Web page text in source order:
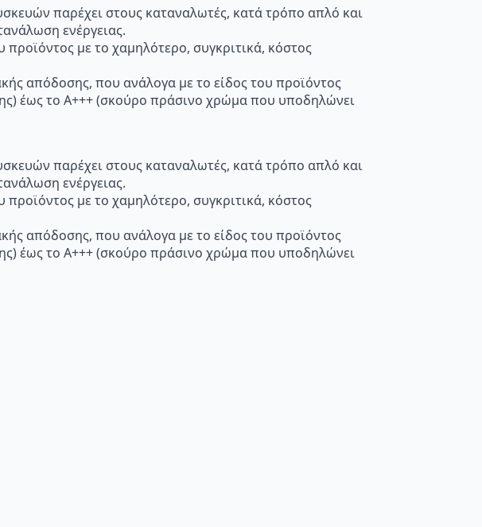
παρέχει στους καταναλωτές, κατά τρόπο απλό και
ενέργειας.
με το χαμηλότερο, συγκριτικά, κόστος
απόδοσης, που ανάλογα με το είδος του προϊόντος
έως το Α+++ (σκούρο πράσινο χρώμα που υποδηλώνει
παρέχει στους καταναλωτές, κατά τρόπο απλό και
ενέργειας.
με το χαμηλότερο, συγκριτικά, κόστος
απόδοσης, που ανάλογα με το είδος του προϊόντος
έως το Α+++ (σκούρο πράσινο χρώμα που υποδηλώνει